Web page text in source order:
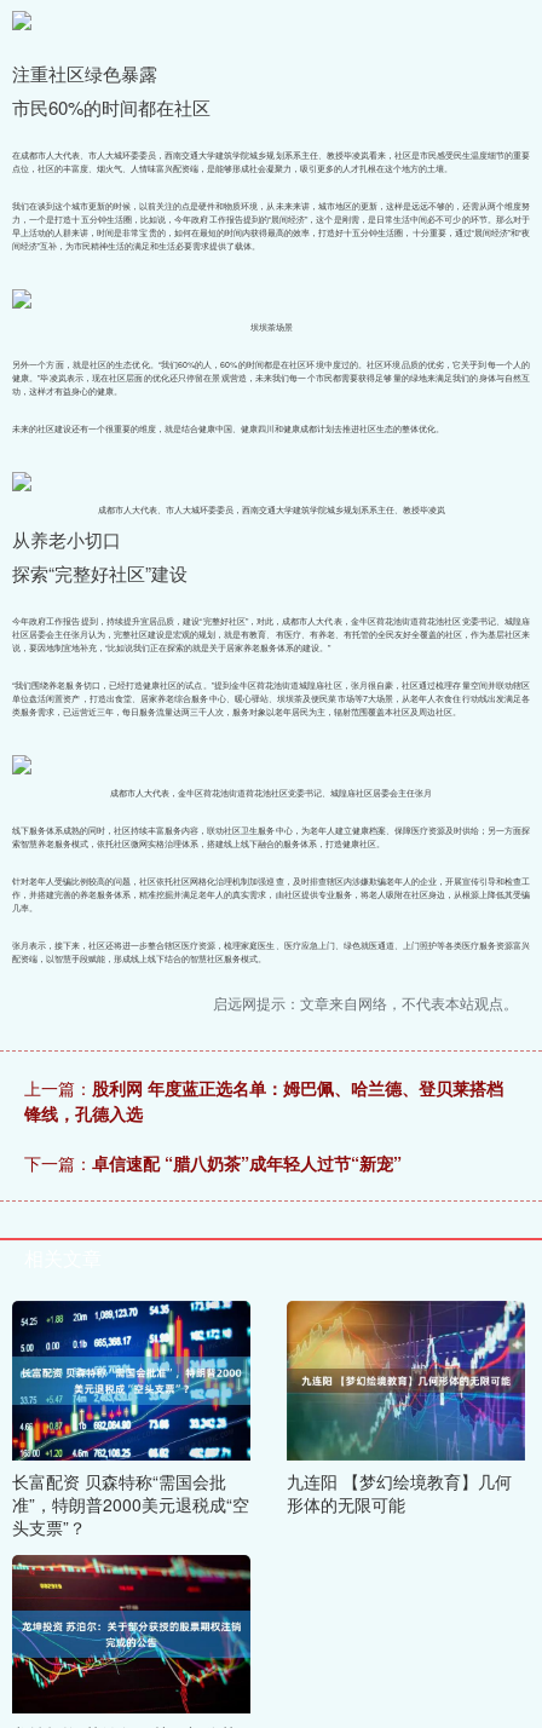
注重社区绿色暴露
市民60%的时间都在社区
在成都市人大代表、市人大城环委委员，西南交通大学建筑学院城乡规划系系主任、教授毕凌岚看来，社区是市民感受民生温度细节的重要
点位，社区的丰富度、烟火气、人情味富兴配资端，是能够形成社会凝聚力，吸引更多的人才扎根在这个地方的土壤。
我们在谈到这个城市更新的时候，以前关注的点是硬件和物质环境，从未来来讲，城市地区的更新，这样是远远不够的，还需从两个维度努
力，一个是打造十五分钟生活圈，比如说，今年政府工作报告提到的“晨间经济”，这个是刚需，是日常生活中间必不可少的环节。那么对于
早上活动的人群来讲，时间是非常宝贵的，如何在最短的时间内获得最高的效率，打造好十五分钟生活圈，十分重要，通过“晨间经济”和“夜
间经济”互补，为市民精神生活的满足和生活必要需求提供了载体。
坝坝茶场景
另外一个方面，就是社区的生态优化。“我们60%的人，60%的时间都是在社区环境中度过的。社区环境品质的优劣，它关乎到每一个人的
健康。”毕凌岚表示，现在社区层面的优化还只停留在景观营造，未来我们每一个市民都需要获得足够量的绿地来满足我们的身体与自然互
动，这样才有益身心的健康。
未来的社区建设还有一个很重要的维度，就是结合健康中国、健康四川和健康成都计划去推进社区生态的整体优化。
成都市人大代表、市人大城环委委员，西南交通大学建筑学院城乡规划系系主任、教授毕凌岚
从养老小切口
探索“完整好社区”建设
今年政府工作报告提到，持续提升宜居品质，建设“完整好社区”，对此，成都市人大代表，金牛区荷花池街道荷花池社区党委书记、城隍庙
社区居委会主任张月认为，完整社区建设是宏观的规划，就是有教育、有医疗、有养老、有托管的全民友好全覆盖的社区，作为基层社区来
说，要因地制宜地补充，“比如说我们正在探索的就是关于居家养老服务体系的建设。”
“我们围绕养老服务切口，已经打造健康社区的试点。”提到金牛区荷花池街道城隍庙社区，张月很自豪，社区通过梳理存量空间并联动辖区
单位盘活闲置资产，打造出食堂、居家养老综合服务中心、暖心驿站、坝坝茶及便民菜市场等7大场景，从老年人衣食住行动线出发满足各
类服务需求，已运营近三年，每日服务流量达两三千人次，服务对象以老年居民为主，辐射范围覆盖本社区及周边社区。
成都市人大代表，金牛区荷花池街道荷花池社区党委书记、城隍庙社区居委会主任张月
线下服务体系成熟的同时，社区持续丰富服务内容，联动社区卫生服务中心，为老年人建立健康档案、保障医疗资源及时供给；另一方面探
索智慧养老服务模式，依托社区微网实格治理体系，搭建线上线下融合的服务体系，打造健康社区。
针对老年人受骗比例较高的问题，社区依托社区网格化治理机制加强巡查，及时排查辖区内涉嫌欺骗老年人的企业，开展宣传引导和检查工
作，并搭建完善的养老服务体系，精准挖掘并满足老年人的真实需求，由社区提供专业服务，将老人吸附在社区身边，从根源上降低其受骗
几率。
张月表示，接下来，社区还将进一步整合辖区医疗资源，梳理家庭医生、医疗应急上门、绿色就医通道、上门照护等各类医疗服务资源富兴
配资端，以智慧手段赋能，形成线上线下结合的智慧社区服务模式。
启远网提示：文章来自网络，不代表本站观点。
上一篇： 股利网 年度蓝正选名单：姆巴佩、哈兰德、登贝莱搭档
锋线，孔德入选
下一篇： 卓信速配 “腊八奶茶”成年轻人过节“新宠”
长富配资 贝森特称“需国会批
准”，特朗普2000美元退税成“空
头支票”？
九连阳 【梦幻绘境教育】几何
形体的无限可能